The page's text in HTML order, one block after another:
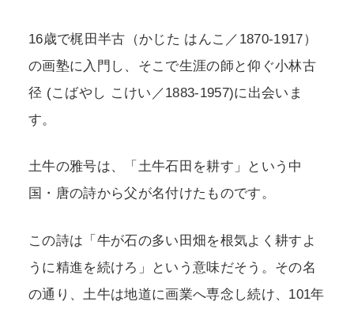
16歳で梶田半古（かじた はんこ／1870-1917）
の画塾に入門し、そこで生涯の師と仰ぐ小林古
径 (こばやし こけい／1883-1957)に出会いま
す。
土牛の雅号は、「土牛石田を耕す」という中
国・唐の詩から父が名付けたものです。
この詩は「牛が石の多い田畑を根気よく耕すよ
うに精進を続けろ」という意味だそう。その名
の通り、土牛は地道に画業へ専念し続け、101年